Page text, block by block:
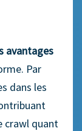
avantages
Par
dans les
crawl quant